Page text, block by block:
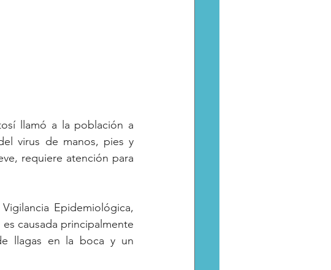
llamó a la población a
virus de manos, pies y
requiere atención para
Epidemiológica,
causada principalmente
llagas en la boca y un